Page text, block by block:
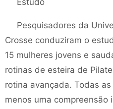
Estudo
Pesquisadores da
Crosse conduziram o
15 mulheres jovens e
rotinas de esteira de
rotina avançada. Todas
menos uma compreensão